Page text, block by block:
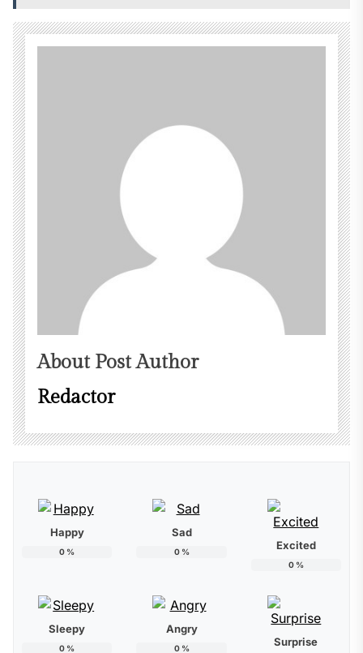
About Post Author
Redactor
Happy
0 %
Sad
0% Excited
0%
Sleepy
0 %
Angry
0% Surprise